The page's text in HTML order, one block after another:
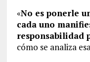
«No es ponerle
cada uno
responsabilidad
cómo se analiza